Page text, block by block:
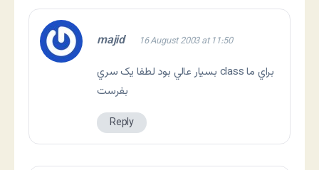
majid 16 August 2003 at 11:50
بسيار عالي بود لطفا يک سري class براي ما
بفرست
Reply